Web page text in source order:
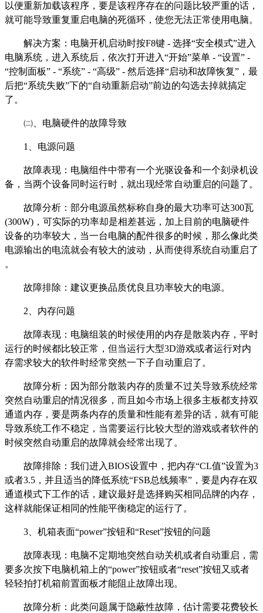
以便重新加载该程序，要是该程序存在的问题比较严重的话，
就可能导致重复重启电脑的死循环，使您无法正常使用电脑。
解决方案：电脑开机启动时按F8键 - 选择“安全模式”进入
电脑系统，进入系统后，依次打开进入“开始”菜单 - “设置” -
“控制面板” - “系统” - “高级” - 然后选择“启动和故障恢复”，最
后把“系统失败”下的“自动重新启动”前边的勾选去掉就搞定
了。
㈡、电脑硬件的故障导致
1、电源问题
故障表现：电脑组件中带有一个光驱设备和一个刻录机设
备，当两个设备同时运行时，就出现经常自动重启的问题了。
故障分析：部分电源虽然标称自身的最大功率可达300瓦
(300W)，可实际的功率却是相差甚远，加上目前的电脑硬件
设备的功率较大，当一台电脑的配件很多的时候，那么像此类
电源输出的电流就会有较大的波动，从而使得系统自动重启了
。
故障排除：建议更换品质优良且功率较大的电源。
2、内存问题
故障表现：电脑组装的时候使用的内存是散装内存，平时
运行的时候都比较正常，但当运行大型3D游戏或者运行对内
存需求较大的软件时经常突然一下子自动重启了。
故障分析：因为部分散装内存的质量不过关导致系统经常
突然自动重启的情况很多，而且如今市场上很多主板都支持双
通道内存，要是两条内存的质量和性能有差异的话，就有可能
导致系统工作不稳定，当需要运行比较大型的游戏或者软件的
时候突然自动重启的故障就会经常出现了。
故障排除：我们进入BIOS设置中，把内存“CL值”设置为3
或者3.5，并且适当的降低系统“FSB总线频率”，要是内存在双
通道模式下工作的话，建议最好是选择购买相同品牌的内存，
这样就能保证相同的性能平衡稳定的运行了。
3、机箱表面“power”按钮和“Reset”按钮的问题
故障表现：电脑不定期地突然自动关机或者自动重启，需
要多次按下电脑机箱上的“power”按钮或者“reset”按钮又或者
轻轻拍打机箱前置面板才能阻止故障出现。
故障分析：此类问题属于隐蔽性故障，估计需要花费较长